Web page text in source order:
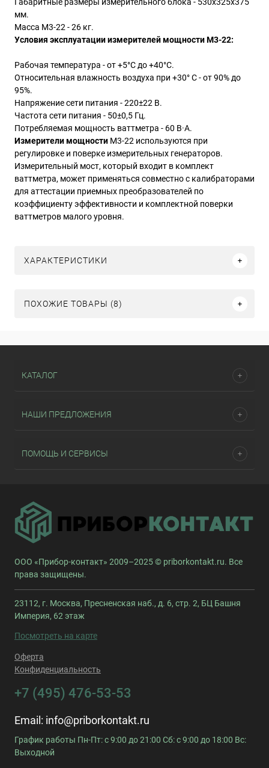
Габаритные размеры измерительного блока - 530х325х375
мм.
Масса М3-22 - 26 кг.
Условия эксплуатации измерителей мощности М3-22:
Рабочая температура - от +5°С до +40°С.
Относительная влажность воздуха при +30° С - от 90% до
95%.
Напряжение сети питания - 220±22 В.
Частота сети питания - 50±0,5 Гц.
Потребляемая мощность ваттметра - 60 В·А.
Измерители мощности М3-22 используются при
регулировке и поверке измерительных генераторов.
Измерительный мост, который входит в комплект
ваттметра, может применяться совместно с калибраторами
для аттестации приемных преобразователей по
коэффициенту эффективности и комплектной поверки
ваттметров малого уровня.
ХАРАКТЕРИСТИКИ
ПОХОЖИЕ ТОВАРЫ (8)
КАТАЛОГ
НАШИ ПРЕДЛОЖЕНИЯ
ПОМОЩЬ И СЕРВИСЫ
ООО «Прибор-контакт» 2009–2025 © priborkontakt.ru. Все
права защищены.
23112, г. Москва, Пресненская наб., д. 6, стр. 2, БЦ Башня
Империя, 62 этаж
Посмотреть на карте
Оферта
Конфиденциальность
+7 (495) 476-53-53
Email: info@priborkontakt.ru
График работы Пн-Пт: с 9:00 до 21:00 Сб: с 9:00 до 18:00 Вс:
Выходной